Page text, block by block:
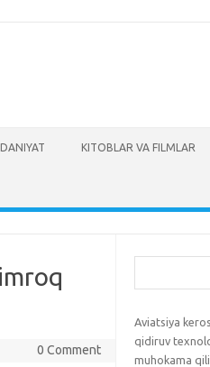
KITOBLAR VA FILMLAR
0 Comment
Aviatsiya
qidiruv
muhokama